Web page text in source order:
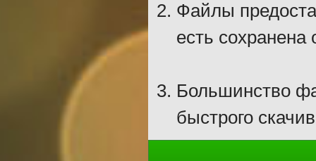
Файлы
есть сохранена
Большинство
быстрого